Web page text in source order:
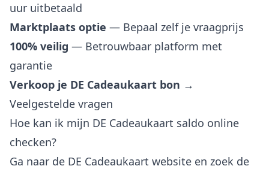
uur uitbetaald
Marktplaats optie — Bepaal zelf je vraagprijs
100% veilig — Betrouwbaar platform met
garantie
Verkoop je DE Cadeaukaart bon →
Veelgestelde vragen
Hoe kan ik mijn DE Cadeaukaart saldo online
checken?
Ga naar de DE Cadeaukaart website en zoek de